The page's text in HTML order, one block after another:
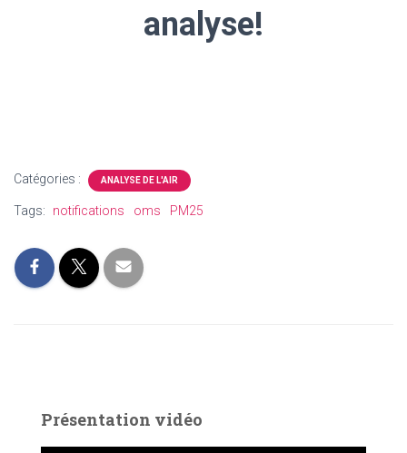
analyse!
Catégories : ANALYSE DE L'AIR
Tags: notifications oms PM25
Présentation vidéo